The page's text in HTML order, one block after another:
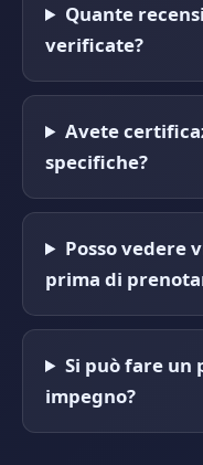
Quante
verificate?
Avete
specifiche?
Posso vedere
prima di
Si può fare un
impegno?